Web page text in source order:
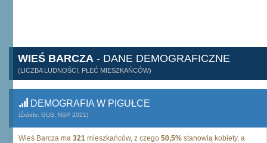
WIEŚ BARCZA - DANE DEMOGRAFICZNE
(LICZBA LUDNOŚCI, PŁEĆ MIESZKAŃCÓW)
DEMOGRAFIA W PIGUŁCE
(Źródło: GUS, NSP 2021)
Wieś Barcza ma 321 mieszkańców, z czego 50,5% stanowią kobiety, a